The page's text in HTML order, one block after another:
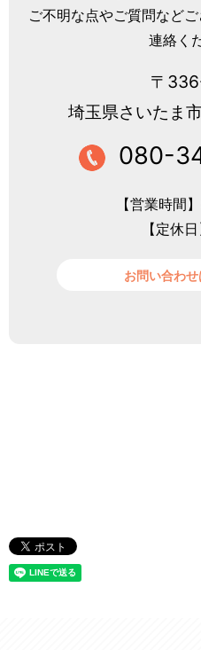
ご不明な点やご質問など
連絡く
〒
埼玉県さいたま
080-
【営業時間
【定休
お問い合わ